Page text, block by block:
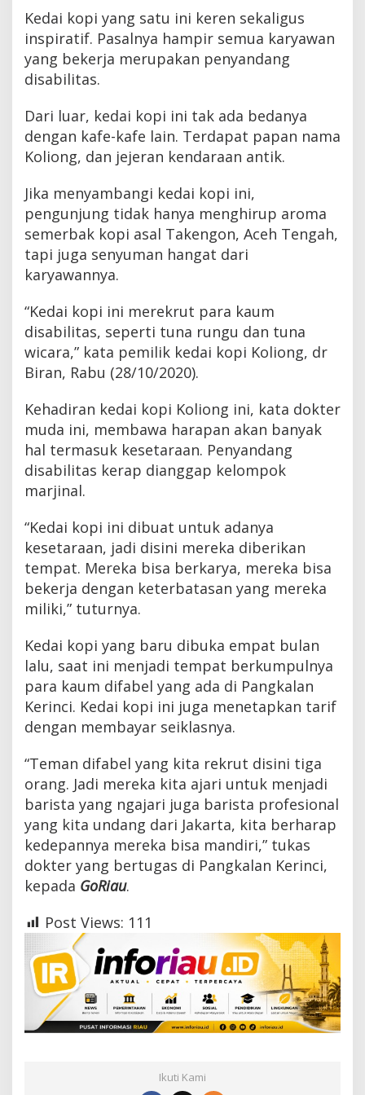
i
t
a
Kedai kopi yang satu ini keren sekaligus
inspiratif. Pasalnya hampir semua karyawan
yang bekerja merupakan penyandang
disabilitas.
Dari luar, kedai kopi ini tak ada bedanya
dengan kafe-kafe lain. Terdapat papan nama
Koliong, dan jejeran kendaraan antik.
Jika menyambangi kedai kopi ini,
pengunjung tidak hanya menghirup aroma
semerbak kopi asal Takengon, Aceh Tengah,
tapi juga senyuman hangat dari
karyawannya.
“Kedai kopi ini merekrut para kaum
disabilitas, seperti tuna rungu dan tuna
wicara,” kata pemilik kedai kopi Koliong, dr
Biran, Rabu (28/10/2020).
Kehadiran kedai kopi Koliong ini, kata dokter
muda ini, membawa harapan akan banyak
hal termasuk kesetaraan. Penyandang
disabilitas kerap dianggap kelompok
marjinal.
“Kedai kopi ini dibuat untuk adanya
kesetaraan, jadi disini mereka diberikan
tempat. Mereka bisa berkarya, mereka bisa
bekerja dengan keterbatasan yang mereka
miliki,” tuturnya.
Kedai kopi yang baru dibuka empat bulan
lalu, saat ini menjadi tempat berkumpulnya
para kaum difabel yang ada di Pangkalan
Kerinci. Kedai kopi ini juga menetapkan tarif
dengan membayar seiklasnya.
“Teman difabel yang kita rekrut disini tiga
orang. Jadi mereka kita ajari untuk menjadi
barista yang ngajari juga barista profesional
yang kita undang dari Jakarta, kita berharap
kedepannya mereka bisa mandiri,” tukas
dokter yang bertugas di Pangkalan Kerinci,
kepada GoRiau.
Post Views: 111
Ikuti Kami